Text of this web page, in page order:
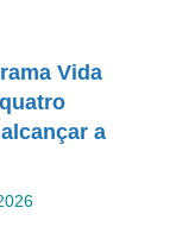
Vida
a